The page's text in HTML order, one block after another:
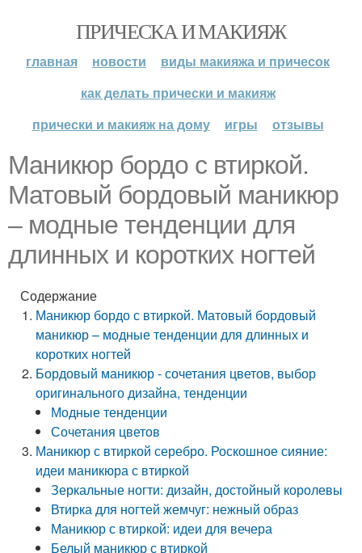
ПРИЧЕСКА И МАКИЯЖ
главная новости
виды макияжа и причесок
как делать прически и макияж
прически и макияж на дому
игры отзывы
Маникюр бордо с втиркой.
Матовый бордовый маникюр
– модные тенденции для
длинных и коротких ногтей
Содержание
Маникюр бордо с втиркой. Матовый бордовый
маникюр – модные тенденции для длинных и
коротких ногтей
Бордовый маникюр - сочетания цветов, выбор
оригинального дизайна, тенденции
Модные тенденции
Сочетания цветов
Маникюр с втиркой серебро. Роскошное сияние:
идеи маникюра с втиркой
Зеркальные ногти: дизайн, достойный королевы
Втирка для ногтей жемчуг: нежный образ
Маникюр с втиркой: идеи для вечера
Белый маникюр с втиркой